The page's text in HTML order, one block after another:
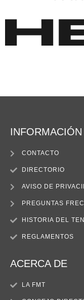
INFORMACIÓN
CONTACTO
DIRECTORIO
AVISO DE
PREGUNTAS
HISTORIA DEL
REGLAMENTOS
ACERCA DE
LA FMT